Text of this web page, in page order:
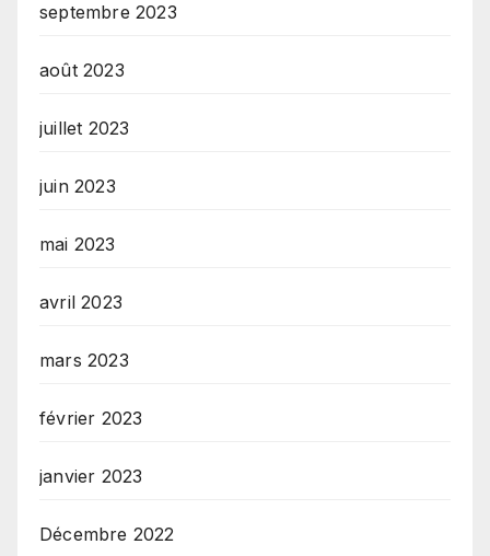
septembre 2023
août 2023
juillet 2023
juin 2023
mai 2023
avril 2023
mars 2023
février 2023
janvier 2023
Décembre 2022